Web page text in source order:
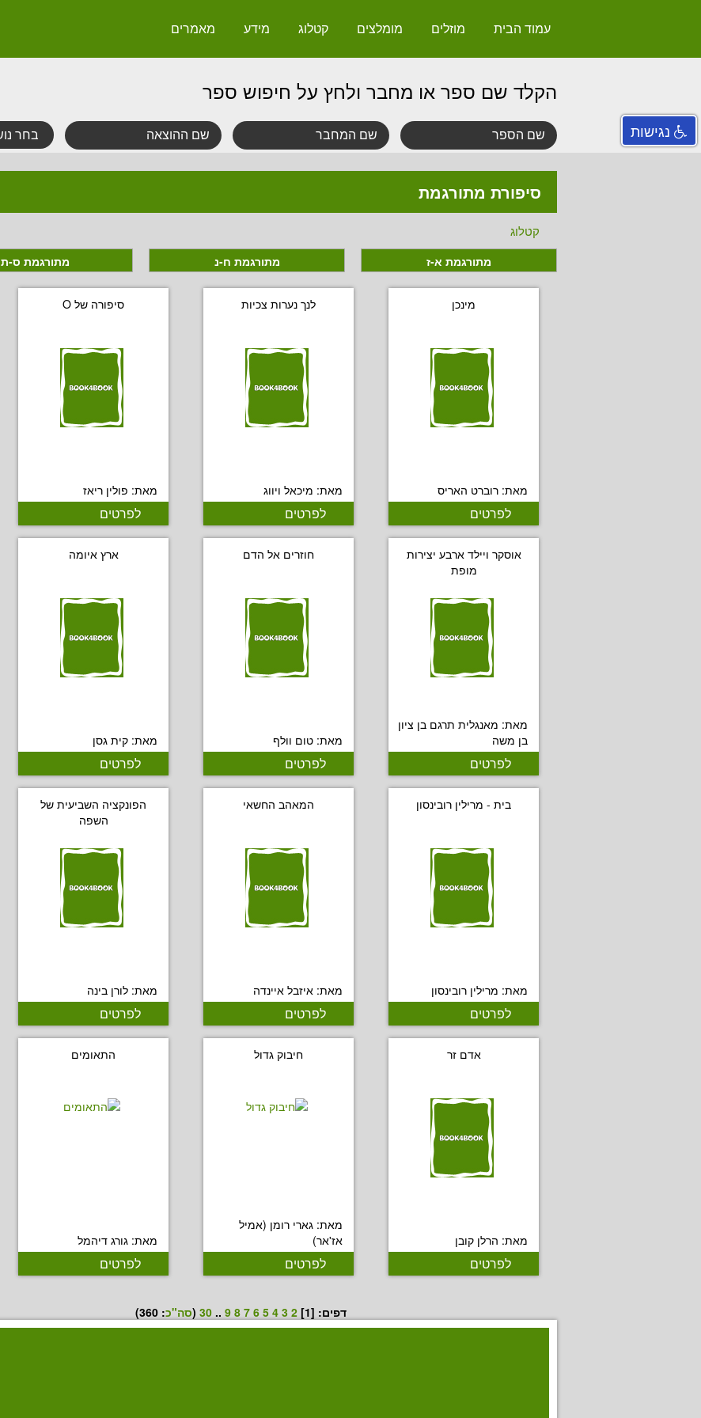
עמוד הבית מוזלים מומלצים קטלוג מידע מאמרים
הקלד שם ספר או מחבר ולחץ על חיפוש ספר
סיפורת מתורגמת
קטלוג
מתורגמת א-ז מתורגמת ח-נ מתורגמת ס-ת
מינכן
מאת: רוברט האריס
לפרטים
לנך נערות צכיות
מאת: מיכאל ויווג
לפרטים
סיפורה של O
מאת: פולין ריאז
לפרטים
אוסקר ויילד ארבע יצירות
מופת
מאת: מאנגלית תרגם בן ציון
בן משה
לפרטים
חוזרים אל הדם
מאת: טום וולף
לפרטים
ארץ איומה
מאת: קית גסן
לפרטים
בית - מרילין רובינסון
מאת: מרילין רובינסון
לפרטים
המאהב החשאי
מאת: איזבל איינדה
לפרטים
הפונקציה השביעית של
השפה
מאת: לורן בינה
לפרטים
אדם זר
מאת: הרלן קובן
לפרטים
חיבוק גדול
מאת: גארי רומן (אמיל
אז'אר)
לפרטים
התאומים
מאת: גורג דיהמל
לפרטים
דפים: [1] 2
3
4
5
6
7
8
9
..
30
(סה"כ:
360
)
נגישות